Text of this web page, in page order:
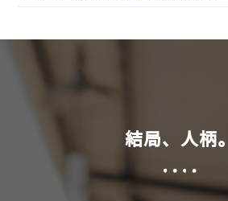
結局、人柄。